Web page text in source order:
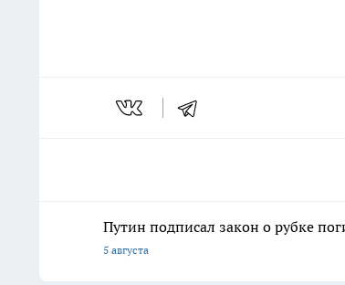
Путин подписал закон о рубке
5 августа